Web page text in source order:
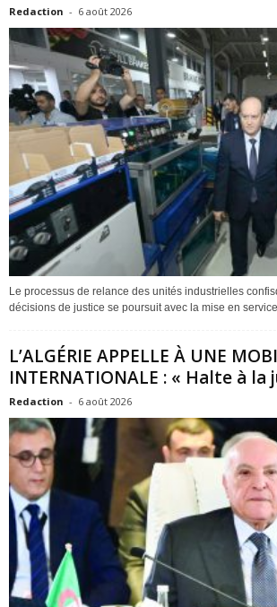
Redaction - 6 août 2026
Le processus de relance des unités industrielles
décisions de justice se poursuit avec la mise en
L’ALGÉRIE APPELLE À UNE
INTERNATIONALE : « Halte à la
Redaction - 6 août 2026